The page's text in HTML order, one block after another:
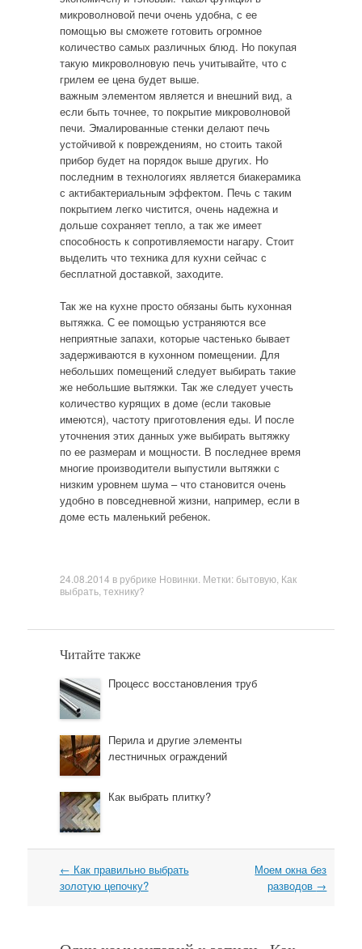
микроволновой печи очень удобна, с ее
помощью вы сможете готовить огромное
количество самых различных блюд. Но покупая
такую микроволновую печь учитывайте, что с
грилем ее цена будет выше.
важным элементом является и внешний вид, а
если быть точнее, то покрытие микроволновой
печи. Эмалированные стенки делают печь
устойчивой к повреждениям, но стоить такой
прибор будет на порядок выше других. Но
последним в технологиях является биакерамика
с актибактериальным эффектом. Печь с таким
покрытием легко чистится, очень надежна и
дольше сохраняет тепло, а так же имеет
способность к сопротивляемости нагару. Стоит
выделить что техника для кухни сейчас с
бесплатной доставкой, заходите.
Так же на кухне просто обязаны быть кухонная
вытяжка. С ее помощью устраняются все
неприятные запахи, которые частенько бывает
задерживаются в кухонном помещении. Для
небольших помещений следует выбирать такие
же небольшие вытяжки. Так же следует учесть
количество курящих в доме (если таковые
имеются), частоту приготовления еды. И после
уточнения этих данных уже выбирать вытяжку
по ее размерам и мощности. В последнее время
многие производители выпустили вытяжки с
низким уровнем шума – что становится очень
удобно в повседневной жизни, например, если в
доме есть маленький ребенок.
24.08.2014 в рубрике Новинки . Метки:бытовую, Как
выбрать, технику?
Читайте также
Процесс восстановления труб
Перила и другие элементы
лестничных ограждений
Как выбрать плитку?
Навигация
← Как правильно выбрать
золотую цепочку?
Моем окна без
разводов →